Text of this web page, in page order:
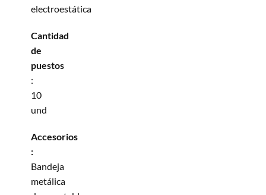
electroestática
Cantidad
de
puestos
:
10
und
Accesorios
:
Bandeja
metálica